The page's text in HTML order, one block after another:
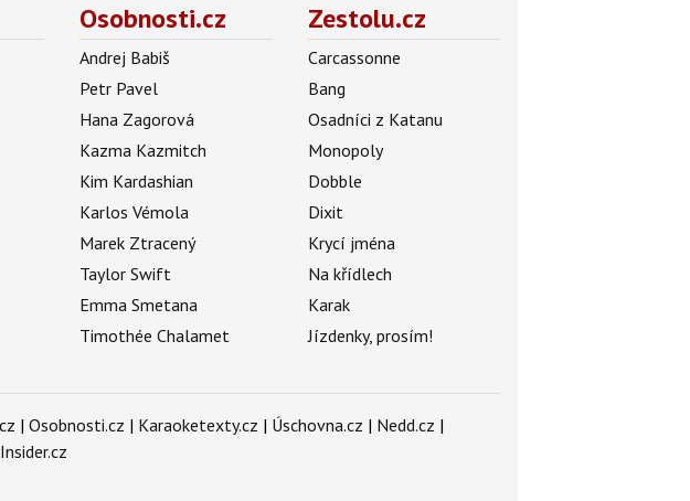
Osobnosti.cz
Andrej Babiš
Petr Pavel
Hana Zagorová
Kazma Kazmitch
Kim Kardashian
Karlos Vémola
Marek Ztracený
Taylor Swift
Emma Smetana
Timothée Chalamet
Zestolu.cz
Carcassonne
Bang
Osadníci z Katanu
Monopoly
Dobble
Dixit
Krycí jména
Na křídlech
Karak
Jízdenky, prosím!
| Osobnosti.cz | Karaoketexty.cz | Úschovna.cz | Nedd.cz |